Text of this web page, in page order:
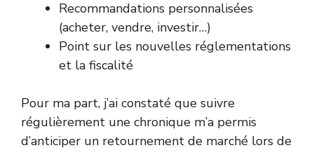
Recommandations personnalisées
(acheter, vendre, investir…)
Point sur les nouvelles réglementations
et la fiscalité
Pour ma part, j’ai constaté que suivre
régulièrement une chronique m’a permis
d’anticiper un retournement de marché lors de